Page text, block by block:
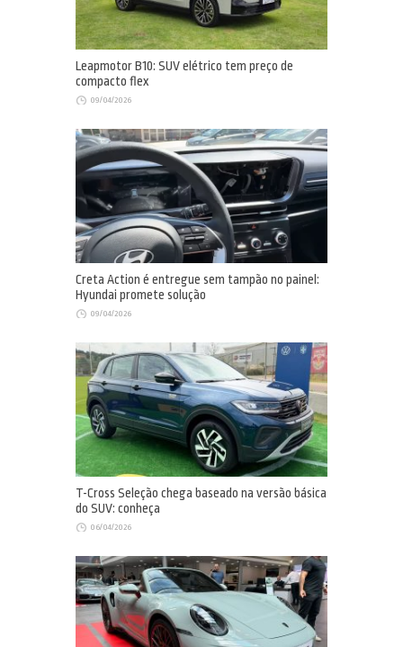
Leapmotor B10: SUV elétrico tem preço de
compacto flex
09/04/2026
Creta Action é entregue sem tampão no painel:
Hyundai promete solução
09/04/2026
T-Cross Seleção chega baseado na versão básica
do SUV: conheça
06/04/2026